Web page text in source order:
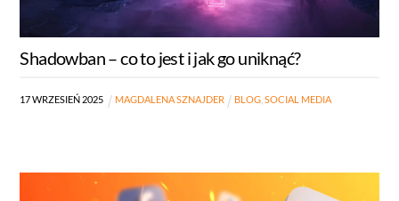
Shadowban – co to jest i jak go uniknąć?
17WRZESIEŃ 2025 MAGDALENA SZNAJDER BLOG, SOCIAL MEDIA